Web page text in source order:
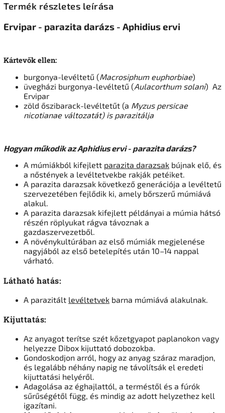
Termék részletes leírása
Ervipar - parazita darázs - Aphidius ervi
Kártevők ellen:
burgonya-levéltetű (Macrosiphum euphorbiae)
üvegházi burgonya-levéltetű (Aulacorthum solani) Az
Ervipar
zöld őszibarack-levéltetűt (a Myzus persicae
nicotianae változatát) is parazitálja
Hogyan műkodik az Aphidius ervi - parazita darázs?
A múmiákból kifejlett parazita darazsak bújnak elő, és
a nőstények a levéltetvekbe rakják petéiket.
A parazita darazsak következő generációja a levéltetű
szervezetében fejlődik ki, amely bőrszerű múmiává
alakul.
A parazita darazsak kifejlett példányai a múmia hátsó
részén röplyukat rágva távoznak a
gazdaszervezetből.
A növénykultúrában az első múmiák megjelenése
nagyjából az első betelepítés után 10–14 nappal
várható.
Látható hatás:
A parazitált levéltetvek barna múmiává alakulnak.
Kijuttatás:
Az anyagot terítse szét kőzetgyapot paplanokon vagy
helyezze Dibox kijuttató dobozokba.
Gondoskodjon arról, hogy az anyag száraz maradjon,
és legalább néhány napig ne távolítsák el eredeti
kijuttatási helyéről.
Adagolása az éghajlattól, a terméstől és a fúrók
sűrűségétől függ, és mindig az adott helyzethez kell
igazítani.